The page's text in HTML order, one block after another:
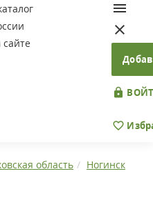
область
Ногинск